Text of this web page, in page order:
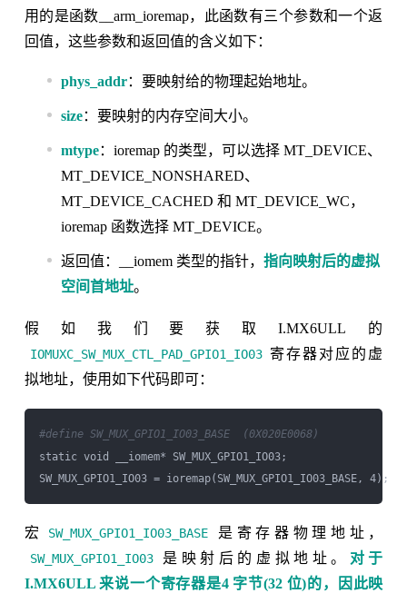
用的是函数__arm_ioremap，此函数有三个参数和一个返
回值，这些参数和返回值的含义如下：
phys_addr：要映射给的物理起始地址。
size：要映射的内存空间大小。
mtype：ioremap 的类型，可以选择 MT_DEVICE、
MT_DEVICE_NONSHARED、
MT_DEVICE_CACHED 和 MT_DEVICE_WC，
ioremap 函数选择 MT_DEVICE。
返回值：__iomem 类型的指针， 指向映射后的虚拟
空间首地址。
假如我们要获取I.MX6ULL的
IOMUXC_SW_MUX_CTL_PAD_GPIO1_IO03 寄存器对应的虚
拟地址，使用如下代码即可：
#define SW_MUX_GPIO1_IO03_BASE  (0X020E0068)
static void __iomem* SW_MUX_GPIO1_IO03;
宏 SW_MUX_GPIO1_IO03_BASE 是寄存器物理地址，
SW_MUX_GPIO1_IO03 是映射后的虚拟地址。 对于
I.MX6ULL 来说一个寄存器是4 字节(32 位)的，因此映